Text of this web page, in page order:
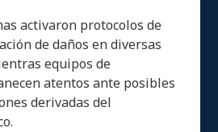
activaron protocolos de
de daños en diversas
equipos de
atentos ante posibles
derivadas del